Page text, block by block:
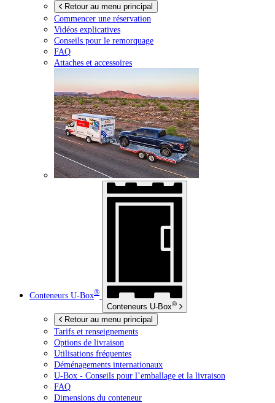
Retour au menu principal
Commencer une réservation
Vidéos explicatives
Conseils pour le remorquage
FAQ
Attaches et accessoires
Conteneurs U-Box®
Conteneurs U-Box®
Retour au menu principal
Tarifs et renseignements
Options de livraison
Utilisations fréquentes
Déménagements internationaux
U-Box - Conseils pour l’emballage et la livraison
FAQ
Dimensions du conteneur